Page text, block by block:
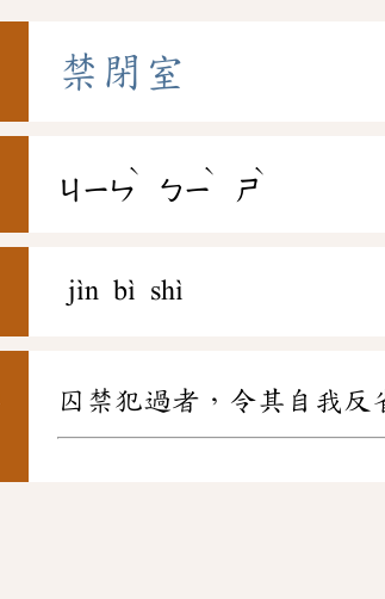
禁 閉 室
ㄐㄧㄣ
ˋ
ㄅㄧ
ˋ
ㄕ
ˋ
jìn bì shì
囚禁犯過者，令其自我反